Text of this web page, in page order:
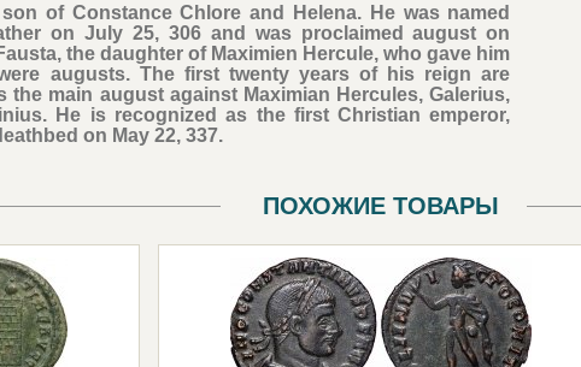
of Constance Chlore and Helena. He was named
on July 25, 306 and was proclaimed august on
the daughter of Maximien Hercule, who gave him
augusts. The first twenty years of his reign are
main august against Maximian Hercules, Galerius,
He is recognized as the first Christian emperor,
on May 22, 337.
ПОХОЖИЕ ТОВАРЫ